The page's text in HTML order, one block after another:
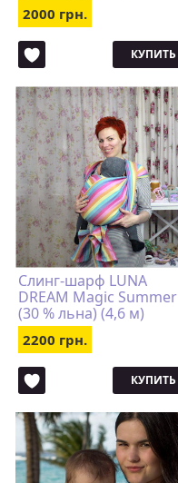
2000 грн.
КУПИТЬ
Слинг-шарф LUNA
DREAM Magic Summer
(30 % льна) (4,6 м)
2200 грн.
КУПИТЬ